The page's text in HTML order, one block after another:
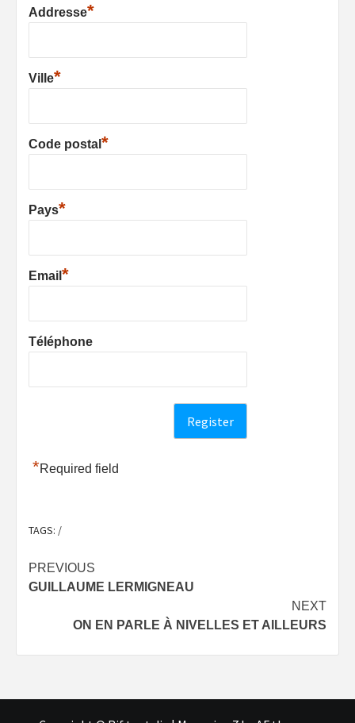
Addresse*
Ville*
Code postal *
Pays*
Email *
Téléphone
*Required field
TAGS: /
Post
navigation
PREVIOUS
GUILLAUME LERMIGNEAU
NEXT
ON EN PARLE À NIVELLES ET AILLEURS